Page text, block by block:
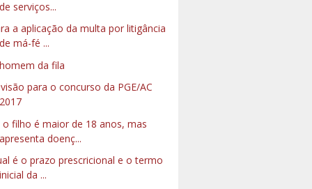
de serviços...
a aplicação da multa por litigância
de má-fé ...
da fila
para o concurso da PGE/AC
2017
o filho é maior de 18 anos, mas
apresenta doenç...
é o prazo prescricional e o termo
inicial da ...